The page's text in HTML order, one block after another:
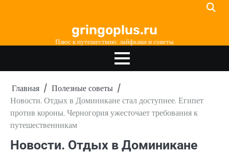
gringoplus.ru
Плюс к путешествию: лайфхаки и советы
Главная
Полезные советы
Новости. Отдых в Доминикане стал доступнее. Египет
против короны. Черногория ужесточает требования к
путешественникам
Новости. Отдых в Доминикане